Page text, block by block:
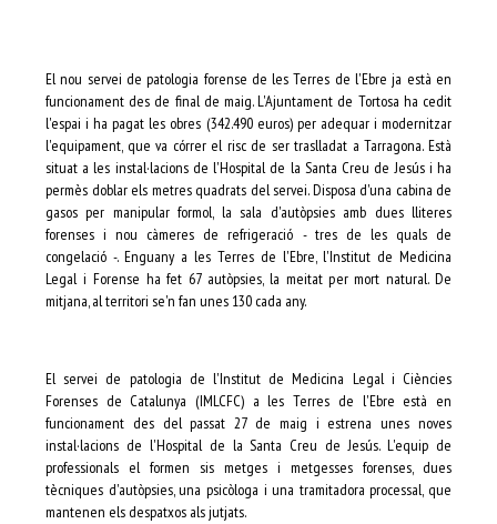
El nou servei de patologia forense de les Terres de l'Ebre ja està en
funcionament des de final de maig. L'Ajuntament de Tortosa ha cedit
l'espai i ha pagat les obres (342.490 euros) per adequar i modernitzar
l'equipament, que va córrer el risc de ser traslladat a Tarragona. Està
situat a les instal·lacions de l'Hospital de la Santa Creu de Jesús i ha
permès doblar els metres quadrats del servei. Disposa d'una cabina de
gasos per manipular formol, la sala d'autòpsies amb dues lliteres
forenses i nou càmeres de refrigeració - tres de les quals de
congelació -. Enguany a les Terres de l'Ebre, l'Institut de Medicina
Legal i Forense ha fet 67 autòpsies, la meitat per mort natural. De
mitjana, al territori se'n fan unes 130 cada any.
El servei de patologia de l'Institut de Medicina Legal i Ciències
Forenses de Catalunya (IMLCFC) a les Terres de l'Ebre està en
funcionament des del passat 27 de maig i estrena unes noves
instal·lacions de l'Hospital de la Santa Creu de Jesús. L'equip de
professionals el formen sis metges i metgesses forenses, dues
tècniques d'autòpsies, una psicòloga i una tramitadora processal, que
mantenen els despatxos als jutjats.